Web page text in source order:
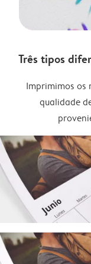
Três tipos
Imprimimos os
qualidade